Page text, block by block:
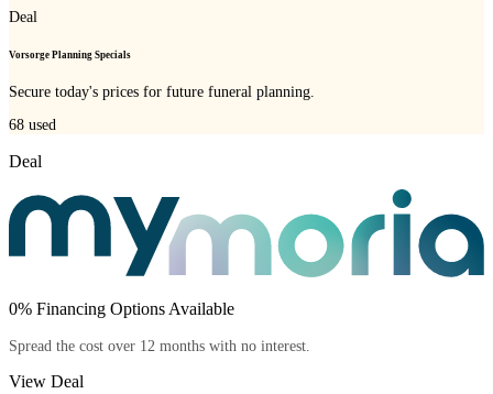
Deal
Vorsorge Planning Specials
Secure today's prices for future funeral planning.
68 used
Deal
0% Financing Options Available
Spread the cost over 12 months with no interest.
View Deal